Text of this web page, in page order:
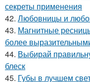
секреты применения
42. Любовницы и
43. Магнитные
более
44. Выбирай
блеск
45. Губы в лучшем